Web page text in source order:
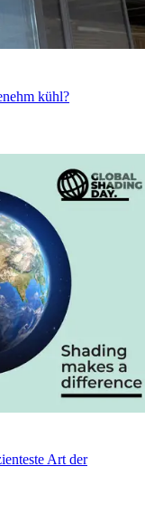
kühl?
Art der